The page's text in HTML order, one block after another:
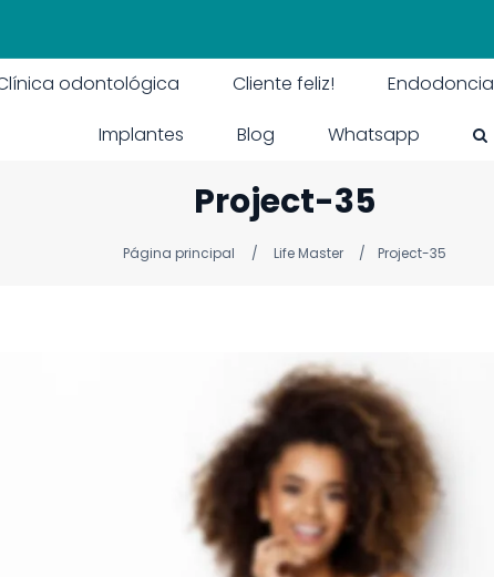
odontológica Cliente feliz! Endodoncia
Implantes
Blog Whatsapp
Project-35
Página principal Life Master Project-35